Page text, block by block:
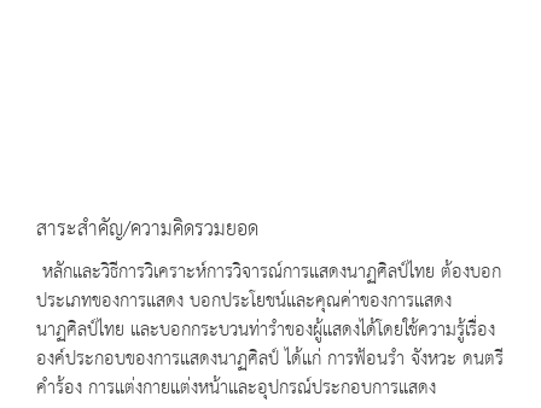
สาระสำคัญ/ความคิดรวมยอด
หลักและวิธีการวิเคราะห์การวิจารณ์การแสดงนาฏศิลป์ไทย ต้องบอก
ประเภทของการแสดง บอกประโยชน์และคุณค่าของการแสดง
นาฏศิลป์ไทย และบอกกระบวนท่ารำของผู้แสดงได้โดยใช้ความรู้เรื่อง
องค์ประกอบของการแสดงนาฏศิลป์ ได้แก่ การฟ้อนรำ จังหวะ ดนตรี
คำร้อง การแต่งกายแต่งหน้าและอุปกรณ์ประกอบการแสดง